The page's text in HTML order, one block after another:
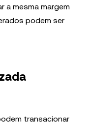
a mesma margem
podem ser
transacionar